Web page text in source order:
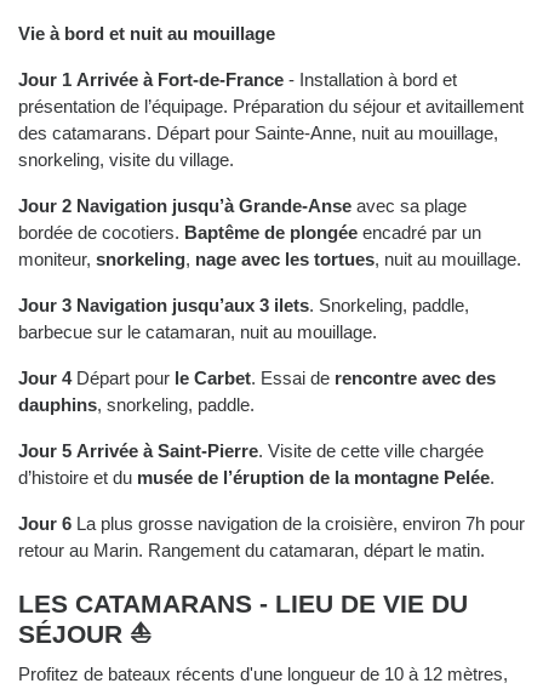
Vie à bord et nuit au mouillage
Jour 1 Arrivée à Fort-de-France - Installation à bord et
présentation de l’équipage. Préparation du séjour et avitaillement
des catamarans. Départ pour Sainte-Anne, nuit au mouillage,
snorkeling, visite du village.
Jour 2 Navigation jusqu’à Grande-Anse avec sa plage
bordée de cocotiers. Baptême de plongée encadré par un
moniteur, snorkeling, nage avec les tortues, nuit au mouillage.
Jour 3 Navigation jusqu’aux 3 ilets. Snorkeling, paddle,
barbecue sur le catamaran, nuit au mouillage.
Jour 4Départ pour le Carbet. Essai de rencontre avec des
dauphins, snorkeling, paddle.
Jour 5 Arrivée à Saint-Pierre. Visite de cette ville chargée
d’histoire et du musée de l’éruption de la montagne Pelée.
Jour 6 La plus grosse navigation de la croisière, environ 7h pour
retour au Marin. Rangement du catamaran, départ le matin.
LES CATAMARANS - LIEU DE VIE DU
SÉJOUR ⛵
Profitez de bateaux récents d'une longueur de 10 à 12 mètres,